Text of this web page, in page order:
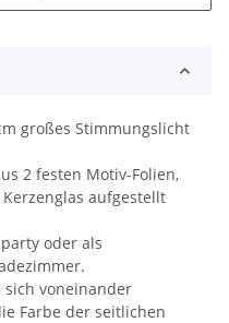
großes Stimmungslicht
2 festen Motiv-Folien,
aufgestellt
oder als
sich voneinander
Farbe der seitlichen